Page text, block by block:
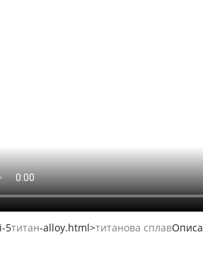
5титан-alloy.html>титанова сплав